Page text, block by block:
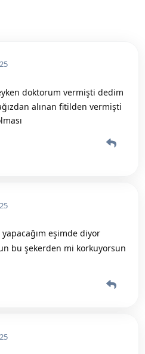
doktorum vermişti dedim
alınan fitilden vermişti
eşimde diyor
bu şekerden mi korkuyorsun